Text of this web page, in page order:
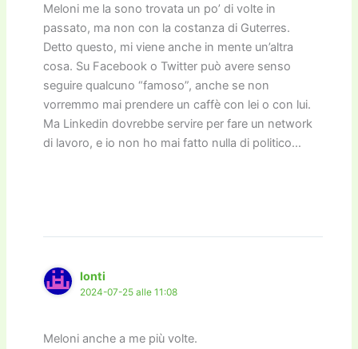
Meloni me la sono trovata un po’ di volte in
passato, ma non con la costanza di Guterres.
Detto questo, mi viene anche in mente un’altra
cosa. Su Facebook o Twitter può avere senso
seguire qualcuno “famoso”, anche se non
vorremmo mai prendere un caffè con lei o con lui.
Ma Linkedin dovrebbe servire per fare un network
di lavoro, e io non ho mai fatto nulla di politico…
Ionti
2024-07-25 alle 11:08
Meloni anche a me più volte.